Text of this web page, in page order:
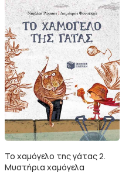
Το χαμόγελο της γάτας 2.
Μυστήρια χαμόγελα